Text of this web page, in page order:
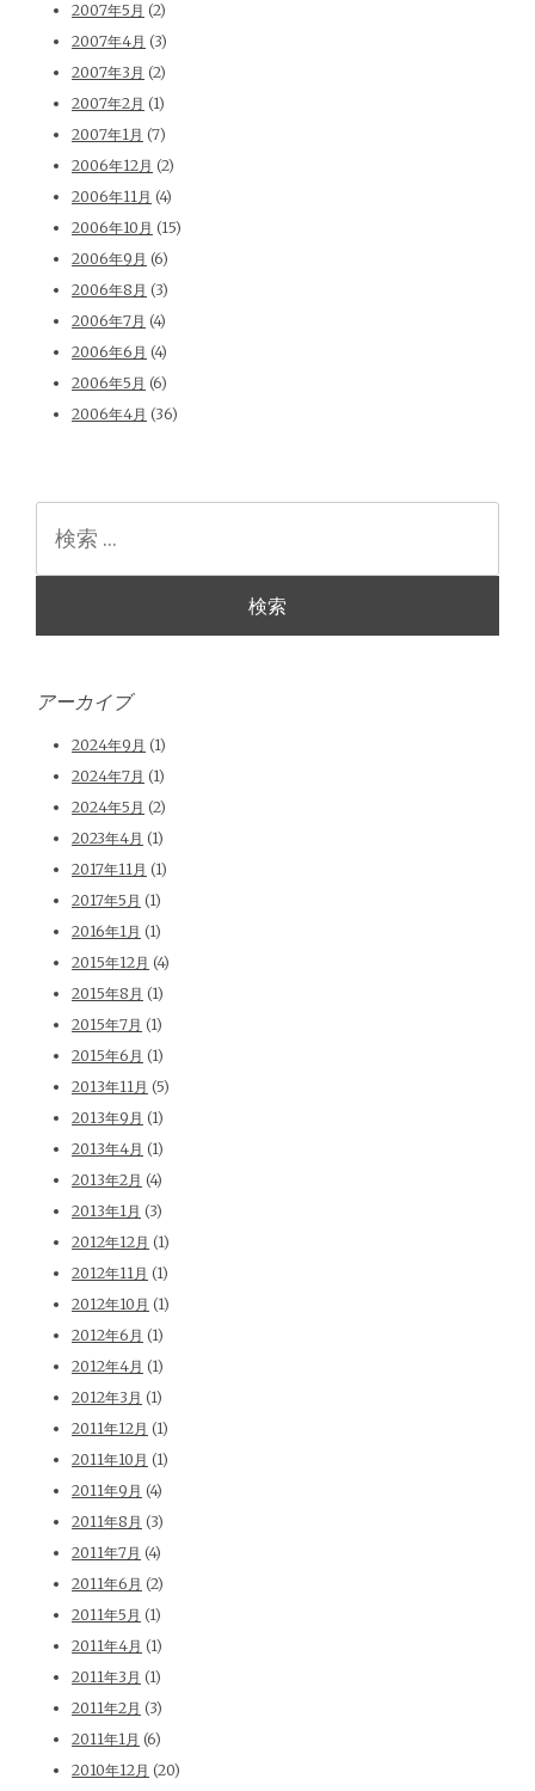
2007年5月 (2)
2007年4月 (3)
2007年3月 (2)
2007年2月 (1)
2007年1月 (7)
2006年12月 (2)
2006年11月 (4)
2006年10月 (15)
2006年9月 (6)
2006年8月 (3)
2006年7月 (4)
2006年6月 (4)
2006年5月 (6)
2006年4月 (36)
アーカイブ
2024年9月 (1)
2024年7月 (1)
2024年5月 (2)
2023年4月 (1)
2017年11月 (1)
2017年5月 (1)
2016年1月 (1)
2015年12月 (4)
2015年8月 (1)
2015年7月 (1)
2015年6月 (1)
2013年11月 (5)
2013年9月 (1)
2013年4月 (1)
2013年2月 (4)
2013年1月 (3)
2012年12月 (1)
2012年11月 (1)
2012年10月 (1)
2012年6月 (1)
2012年4月 (1)
2012年3月 (1)
2011年12月 (1)
2011年10月 (1)
2011年9月 (4)
2011年8月 (3)
2011年7月 (4)
2011年6月 (2)
2011年5月 (1)
2011年4月 (1)
2011年3月 (1)
2011年2月 (3)
2011年1月 (6)
2010年12月 (20)